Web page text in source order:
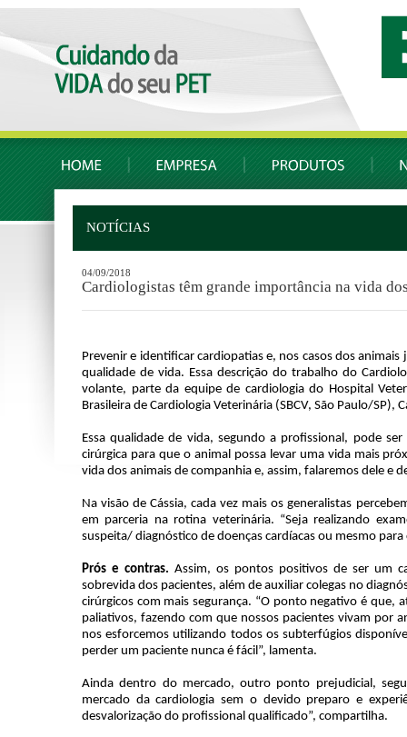
NOTÍCIAS
04/09/2018
Cardiologistas têm grande importância na vida
Prevenir e identificar cardiopatias e, nos casos dos
qualidade de vida. Essa descrição do trabalho do
volante, parte da equipe de cardiologia do Hospital
Brasileira de Cardiologia Veterinária (SBCV, São Paulo/SP),
Essa qualidade de vida, segundo a profissional, pode
cirúrgica para que o animal possa levar uma vida mais
vida dos animais de companhia e, assim, falaremos dele e
Na visão de Cássia, cada vez mais os generalistas
em parceria na rotina veterinária. “Seja realizando
suspeita/ diagnóstico de doenças cardíacas ou mesmo
Prós e contras. Assim, os pontos positivos de ser um
sobrevida dos pacientes, além de auxiliar colegas no
cirúrgicos com mais segurança. “O ponto negativo é que,
paliativos, fazendo com que nossos pacientes vivam por
nos esforcemos utilizando todos os subterfúgios
perder um paciente nunca é fácil”, lamenta.
Ainda dentro do mercado, outro ponto prejudicial,
mercado da cardiologia sem o devido preparo e
desvalorização do profissional qualificado”, compartilha.